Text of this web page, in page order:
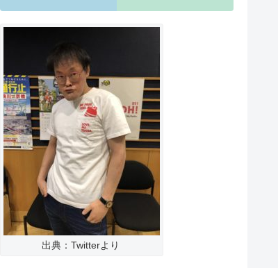
出典：Twitterより